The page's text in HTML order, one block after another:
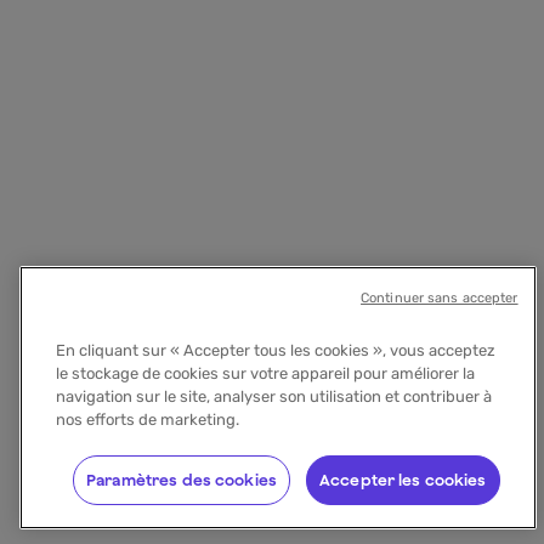
En cliquant sur « Accepter tous les cookies », vous acceptez
le stockage de cookies sur votre appareil pour améliorer la
navigation sur le site, analyser son utilisation et contribuer à
nos efforts de marketing.
Accepter les cookies
Paramètres des cookies
Continuer sans accepter